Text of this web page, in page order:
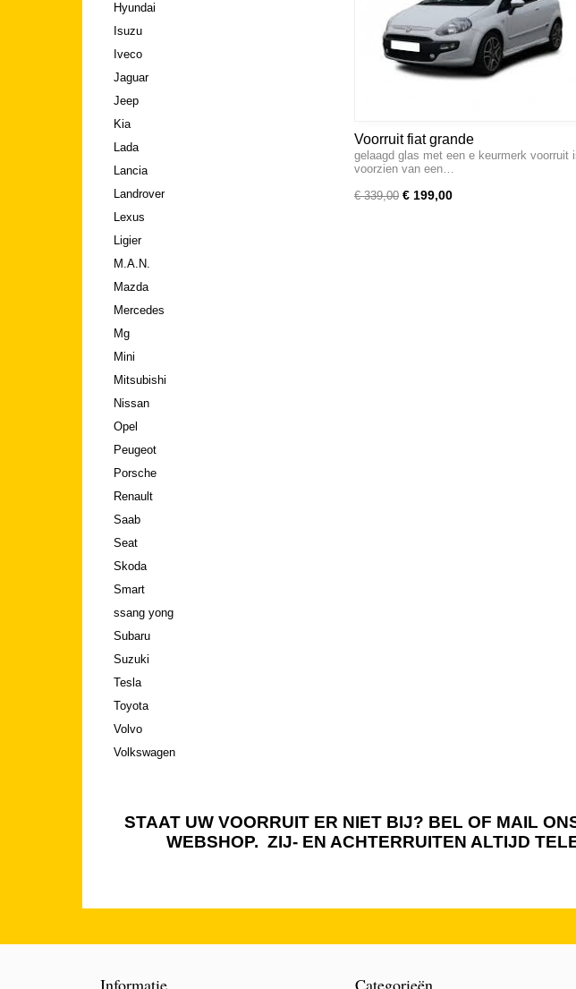
Hyundai
Isuzu
Iveco
Jaguar
Jeep
Kia
Lada
Lancia
Landrover
Lexus
Ligier
M.A.N.
Mazda
Mercedes
Mg
Mini
Mitsubishi
Nissan
Opel
Peugeot
Porsche
Renault
Saab
Seat
Skoda
Smart
ssang yong
Subaru
Suzuki
Tesla
Toyota
Volvo
Volkswagen
Voorruit fiat grande
punto,evo,3drs5drs hatchb.05'--
gelaagd glas met een e keurmerk voorruit
voorzien van een…
€ 339,00 € 199,00
STAAT UW VOORRUIT ER NIET BIJ? BEL OF MAIL
WEBSHOP. ZIJ- EN ACHTERRUITEN ALTIJD
Informatie Categorieën